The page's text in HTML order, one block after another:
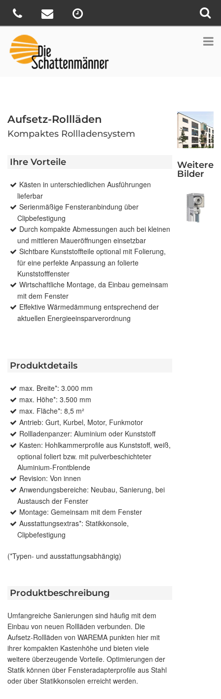
Aufsetz-Rollläden
Kompaktes Rollladensystem
Ihre Vorteile
Kästen in unterschiedlichen Ausführungen
lieferbar
Serienmäßige Fensteranbindung über
Clipbefestigung
Durch kompakte Abmessungen auch bei kleinen
und mittleren Maueröffnungen einsetzbar
Sichtbare Kunststoffteile optional mit Folierung,
für eine perfekte Anpassung an folierte
Kunststofffenster
Wirtschaftliche Montage, da Einbau gemeinsam
mit dem Fenster
Effektive Wärmedämmung entsprechend der
aktuellen Energieeinsparverordnung
Produktdetails
max. Breite*: 3.000 mm
max. Höhe*: 3.500 mm
max. Fläche*: 8,5 m²
Antrieb: Gurt, Kurbel, Motor, Funkmotor
Rollladenpanzer: Aluminium oder Kunststoff
Kasten: Hohlkammerprofile aus Kunststoff, weiß,
optional foliert bzw. mit pulverbeschichteter
Aluminium-Frontblende
Revision: Von innen
Anwendungsbereiche: Neubau, Sanierung, bei
Austausch der Fenster
Montage: Gemeinsam mit dem Fenster
Ausstattungsextras*: Statikkonsole,
Clipbefestigung
(*Typen- und ausstattungsabhängig)
Produktbeschreibung
Umfangreiche Sanierungen sind häufig mit dem
Einbau von neuen Rollläden verbunden. Die
Aufsetz-Rollläden von WAREMA punkten hier mit
ihrer kompakten Kastenhöhe und bieten viele
weitere überzeugende Vorteile. Optimierungen der
Statik können über Fensteradapterprofile aus Stahl
oder über Statikkonsolen erreicht werden.
Weitere
Bilder